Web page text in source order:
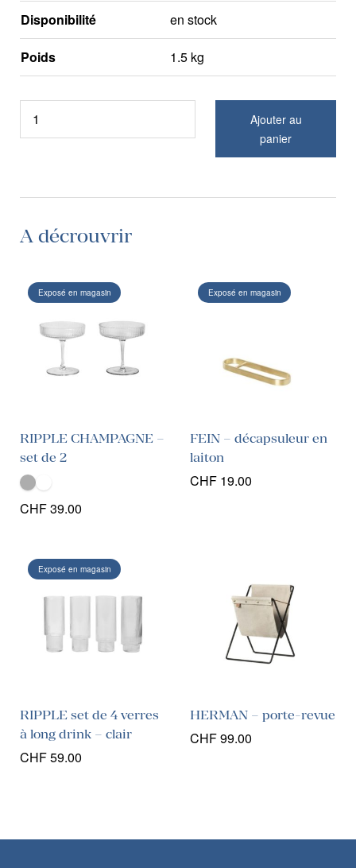
Disponibilité en stock
Poids 1.5 kg
Ajouter au
panier
A décrouvrir
RIPPLE CHAMPAGNE –
set de 2
CHF39.00
Exposé en magasin
FEIN – décapsuleur en
laiton
CHF 19.00
Exposé en magasin
RIPPLE set de 4 verres
à long drink – clair
CHF59.00
Exposé en magasin
HERMAN – porte-revue
CHF99.00